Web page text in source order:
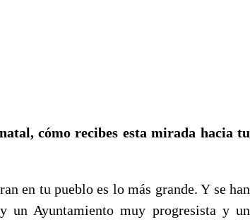
cómo recibes esta mirada hacia tu
en tu pueblo es lo más grande. Y se han
un Ayuntamiento muy progresista y un